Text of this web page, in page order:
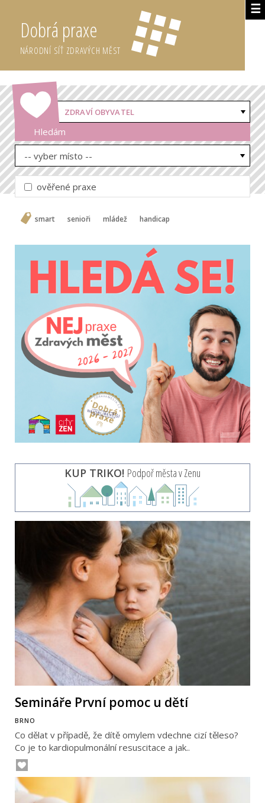
☰
Dobrá praxe
NÁRODNÍ SÍŤ ZDRAVÝCH MĚST
ZDRAVÍ OBYVATEL
Hledám
-- vyber místo --
ověřené praxe
smart senioři mládež handicap
KUP TRIKO! Podpoř města v Zenu
Semináře První pomoc u dětí
BRNO
Co dělat v případě, že dítě omylem vdechne cizí těleso?
Co je to kardiopulmonální resuscitace a jak..